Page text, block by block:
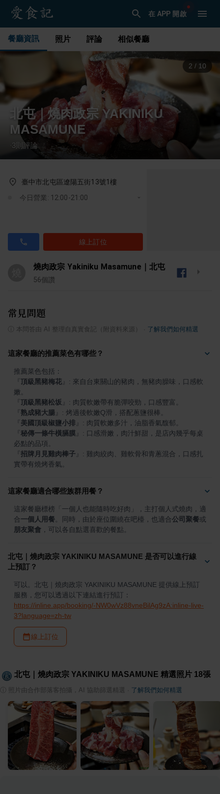
在 APP 開啟
餐廳資訊 照片 評論 相似餐廳
3 / 10
北屯｜燒肉政宗 YAKINIKU
MASAMUNE
3 則評論
臺中市北屯區遼陽五街13號1樓
今日營業: 12:00-21:00
線上訂位
燒肉政宗 Yakiniku Masamune｜北屯
56個讚
常見問題
本問答由 AI 整理自真實食記（附資料來源） 了解我們如何精選
這家餐廳的推薦菜色有哪些？
頂級黑豬梅花
: 來自台東關山的豬肉，無豬肉臊味，口感軟
頂級黑豬松坂
熟成豬大腸
美國頂級椒鹽小排
秘傳一條牛橫膈膜
: 口感滑嫩，肉汁鮮甜，是店內幾乎每桌
招牌月見雞肉棒子
: 雞肉絞肉、雞軟骨和青蔥混合，口感扎
實帶有燒烤香氣。
這家餐廳適合哪些族群用餐？
這家餐廳標榜「一個人也能隨時吃好肉」，主打個人式燒肉，適
合一個人用餐 。同時，由於座位圍繞在吧檯，也適合公司聚餐或
朋友聚會 ，可以各自點選喜歡的餐點。
北屯｜燒肉政宗 YAKINIKU MASAMUNE 是否可以進行線
上預訂？
可以。北屯｜燒肉政宗 YAKINIKU MASAMUNE 提供線上預訂
服務，您可以透過以下連結進行預訂：
https://inline.app/booking/-NW0wVz88vneBilAg9zA:inline-live-
3?language=zh-tw
線上訂位
北屯｜燒肉政宗 YAKINIKU MASAMUNE 精選照片 18張
照片由合作部落客拍攝，AI 協助篩選精選 了解我們如何精選